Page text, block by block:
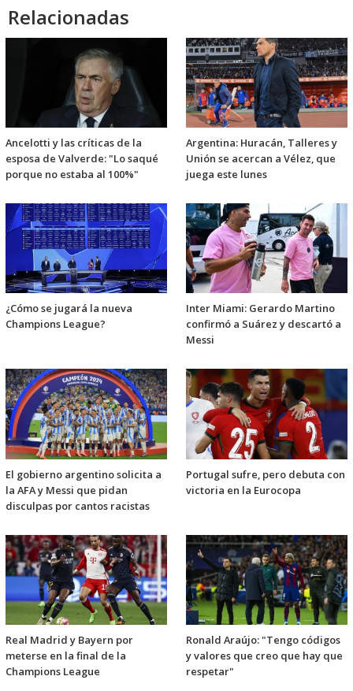
Relacionadas
Ancelotti y las críticas de la
esposa de Valverde: "Lo saqué
porque no estaba al 100%"
Argentina: Huracán, Talleres y
Unión se acercan a Vélez, que
juega este lunes
¿Cómo se jugará la nueva
Champions League?
Inter Miami: Gerardo Martino
confirmó a Suárez y descartó a
Messi
El gobierno argentino solicita a
la AFA y Messi que pidan
disculpas por cantos racistas
Portugal sufre, pero debuta con
victoria en la Eurocopa
Real Madrid y Bayern por
meterse en la final de la
Champions League
Ronald Araújo: "Tengo códigos
y valores que creo que hay que
respetar"